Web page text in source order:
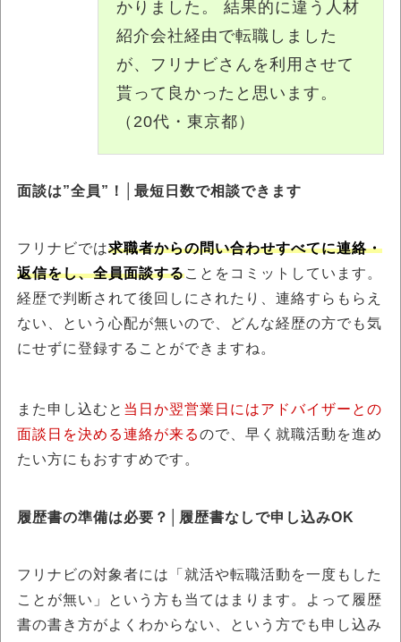
かりました。 結果的に違う人材
紹介会社経由で転職しました
が、フリナビさんを利用させて
貰って良かったと思います。
（20代・東京都）
面談は”全員”！│最短日数で相談できます
フリナビでは求職者からの問い合わせすべてに連絡・
返信をし、全員面談することをコミットしています。
経歴で判断されて後回しにされたり、連絡すらもらえ
ない、という心配が無いので、どんな経歴の方でも気
にせずに登録することができますね。
また申し込むと 当日か翌営業日にはアドバイザーとの
面談日を決める連絡が来るので、早く就職活動を進め
たい方にもおすすめです。
履歴書の準備は必要？│履歴書なしで申し込みOK
フリナビの対象者には「就活や転職活動を一度もした
ことが無い」という方も当てはまります。よって履歴
書の書き方がよくわからない、という方でも申し込み